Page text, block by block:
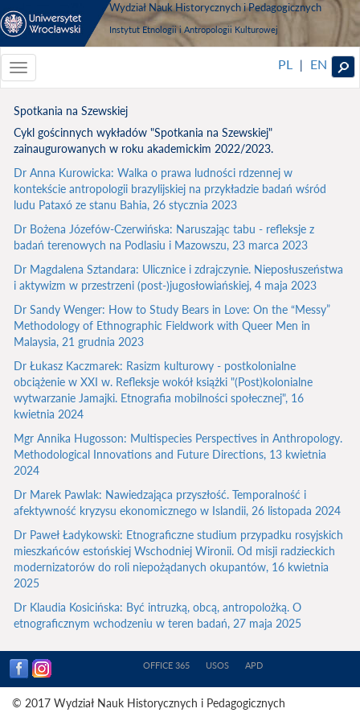
Wydział Nauk Historycznych i Pedagogicznych
Instytut Etnologii i Antropologii Kulturowej
Toggle
navigationToggle
PL | EN
Spotkania na Szewskiej
Cykl gościnnych wykładów "Spotkania na Szewskiej"
zainaugurowanych w roku akademickim 2022/2023.
Dr Anna Kurowicka: Walka o prawa ludności rdzennej w
kontekście antropologii brazylijskiej na przykładzie badań wśród
ludu Pataxó ze stanu Bahia, 26 stycznia 2023
Dr Bożena Józefów-Czerwińska: Naruszając tabu - refleksje z
badań terenowych na Podlasiu i Mazowszu, 23 marca 2023
Dr Magdalena Sztandara: Ulicznice i zdrajczynie. Nieposłuszeństwa
i aktywizm w przestrzeni (post-)jugosłowiańskiej, 4 maja 2023
Dr Sandy Wenger: How to Study Bears in Love: On the “Messy”
Methodology of Ethnographic Fieldwork with Queer Men in
Malaysia, 21 grudnia 2023
Dr Łukasz Kaczmarek: Rasizm kulturowy - postkolonialne
obciążenie w XXI w. Refleksje wokół książki "(Post)kolonialne
wytwarzanie Jamajki. Etnografia mobilności społecznej", 16
kwietnia 2024
Mgr Annika Hugosson: Multispecies Perspectives in Anthropology.
Methodological Innovations and Future Directions, 13 kwietnia
2024
Dr Marek Pawlak: Nawiedzająca przyszłość. Temporalność i
afektywność kryzysu ekonomicznego w Islandii, 26 listopada 2024
Dr Paweł Ładykowski: Etnograficzne studium przypadku rosyjskich
mieszkańców estońskiej Wschodniej Wironii. Od misji radzieckich
modernizatorów do roli niepożądanych okupantów, 16 kwietnia
2025
Dr Klaudia Kosicińska: Być intruzką, obcą, antropolożką. O
etnograficznym wchodzeniu w teren badań, 27 maja 2025
OFFICE 365 USOS APD
© 2017 Wydział Nauk Historycznych i Pedagogicznych